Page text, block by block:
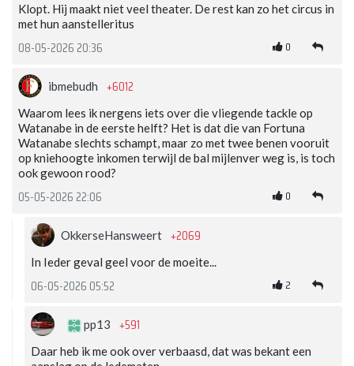
Klopt. Hij maakt niet veel theater. De rest kan zo het circus in
met hun aanstelleritus
08-05-2026 20:36 0
ibmebudh +6012
Waarom lees ik nergens iets over die vliegende tackle op
Watanabe in de eerste helft? Het is dat die van Fortuna
Watanabe slechts schampt, maar zo met twee benen vooruit
op kniehoogte inkomen terwijl de bal mijlenver weg is, is toch
ook gewoon rood?
05-05-2026 22:06 0
OkkerseHansweert +2069
In Ieder geval geel voor de moeite...
06-05-2026 05:52 2
pp13 +591
Daar heb ik me ook over verbaasd, dat was bekant een